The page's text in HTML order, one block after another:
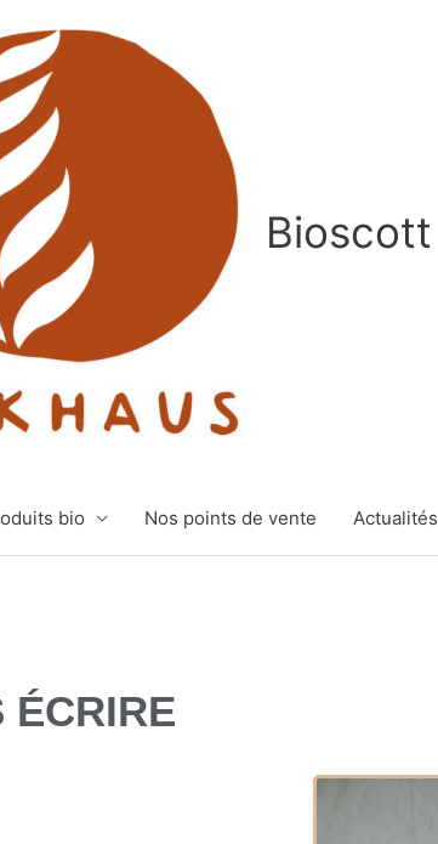
Bioscott
bio Nos points de vente Actualités
ÉCRIRE